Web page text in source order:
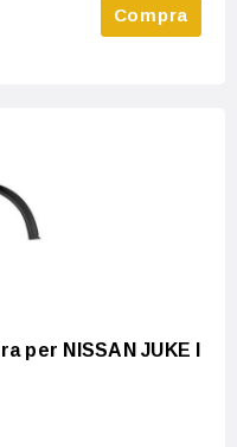
Compra
per NISSAN JUKE I